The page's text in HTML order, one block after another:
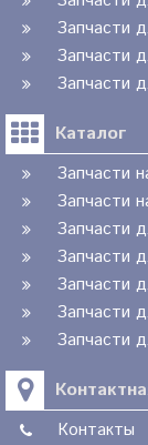
Запчасти
Запчасти
Каталог
Запчасти
Запчасти
Запчасти
Запчасти
Запчасти
Запчасти
Запчасти
Контакты